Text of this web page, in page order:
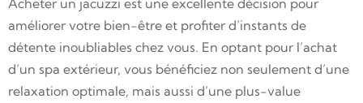
Acheter un jacuzzi est une excellente décision pour
améliorer votre bien-être et profiter d’instants de
détente inoubliables chez vous. En optant pour l’achat
d’un spa extérieur, vous bénéficiez non seulement d’une
relaxation optimale, mais aussi d’une plus-value